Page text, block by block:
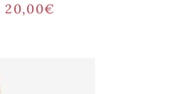
20,00€